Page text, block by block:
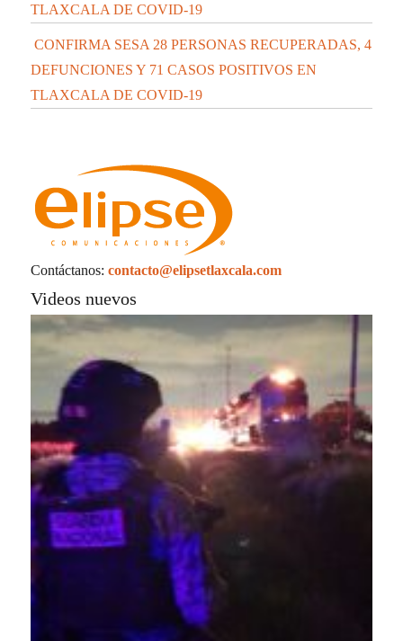
TLAXCALA DE COVID-19
CONFIRMA SESA 28 PERSONAS RECUPERADAS, 4
DEFUNCIONES Y 71 CASOS POSITIVOS EN
TLAXCALA DE COVID-19
Contáctanos: contacto@elipsetlaxcala.com
Videos nuevos